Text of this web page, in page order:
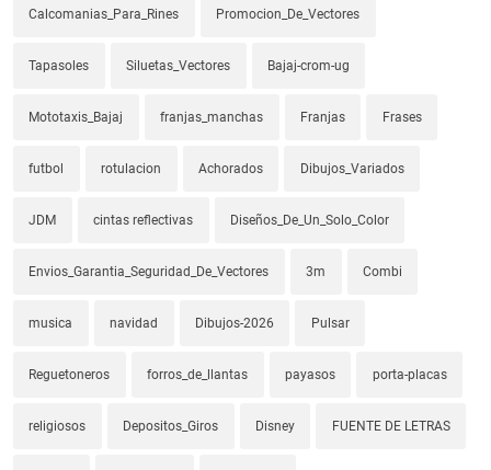
Calcomanias_Para_Rines Promocion_De_Vectores
Tapasoles Siluetas_Vectores Bajaj-crom-ug
Mototaxis_Bajaj franjas_manchas Franjas Frases
futbol rotulacion Achorados Dibujos_Variados
JDM cintas reflectivas Diseños_De_Un_Solo_Color
Envios_Garantia_Seguridad_De_Vectores 3m Combi
musica navidad Dibujos-2026 Pulsar
Reguetoneros forros_de_llantas payasos porta-placas
religiosos Depositos_Giros Disney FUENTE DE LETRAS